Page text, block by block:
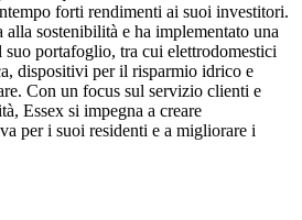
forti rendimenti ai suoi investitori.
alla sostenibilità e ha implementato una
portafoglio, tra cui elettrodomestici
dispositivi per il risparmio idrico e
Con un focus sul servizio clienti e
Essex si impegna a creare
per i suoi residenti e a migliorare i